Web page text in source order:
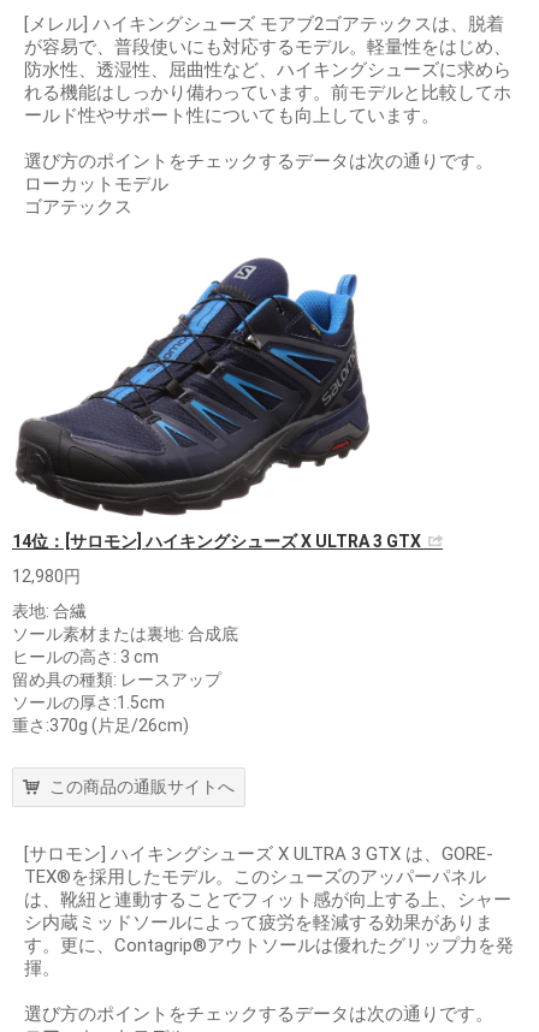
[メレル] ハイキングシューズ モアブ2ゴアテックスは、脱着
が容易で、普段使いにも対応するモデル。軽量性をはじめ、
防水性、透湿性、屈曲性など、ハイキングシューズに求めら
れる機能はしっかり備わっています。前モデルと比較してホ
ールド性やサポート性についても向上しています。
選び方のポイントをチェックするデータは次の通りです。
ローカットモデル
ゴアテックス
14位：[サロモン] ハイキングシューズ X ULTRA 3 GTX
12,980円
表地: 合繊
ソール素材または裏地: 合成底
ヒールの高さ: 3 cm
留め具の種類: レースアップ
ソールの厚さ:1.5cm
重さ:370g (片足/26cm)
この商品の通販サイトへ
[サロモン] ハイキングシューズ X ULTRA 3 GTX は、GORE-
TEX®を採用したモデル。このシューズのアッパーパネル
は、靴紐と連動することでフィット感が向上する上、シャー
シ内蔵ミッドソールによって疲労を軽減する効果がありま
す。更に、Contagrip®アウトソールは優れたグリップ力を発
揮。
選び方のポイントをチェックするデータは次の通りです。